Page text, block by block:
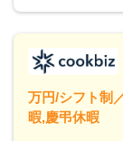
います。
万円/シフト制
暇,慶弔休暇